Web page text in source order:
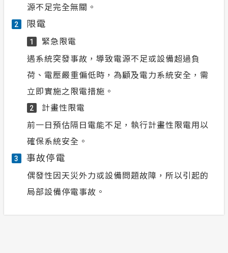
源不足完全無關。
2 限電
1
緊急限電
遇系統突發事故，導致電源不足或設備超過負
荷、電壓嚴重偏低時，為顧及電力系統安全，需
立即實施之限電措施。
2
計畫性限電
前一日預估隔日電能不足，執行計畫性限電用以
確保系統安全。
3 事故停電
偶發性因天災外力或設備問題故障，所以引起的
局部設備停電事故。